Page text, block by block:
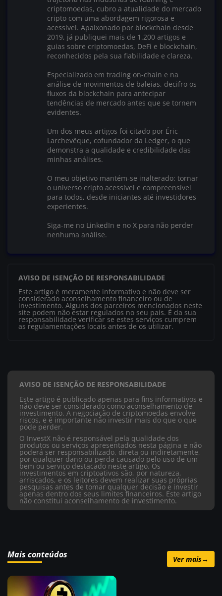
criptomoedas, cubro a atualidade do mercado
cripto com uma abordagem rigorosa e
acessível. Apaixonado por blockchain desde
2019, já publiquei mais de 1.200 artigos e
guias sobre criptomoedas, DeFi e blockchain,
reconhecidos pela sua fiabilidade e clareza.
Especializado em trading on-chain e na
análise de movimentos de baleias, decifro os
fluxos da blockchain para antecipar
tendências de mercado antes que se tornem
evidentes.
Um dos meus artigos foi citado por Éric
Larchevêque, cofundador da Ledger, o que
demonstra a qualidade e credibilidade das
minhas análises.
O meu objetivo mantém-se inalterado: tornar
o universo cripto acessível e compreensível
para todos, desde iniciantes até investidores
experientes.
Siga-me no LinkedIn e no X para não perder
nenhuma análise.
AVISO DE ISENÇÃO DE RESPONSABILIDADE
Este artigo é meramente informativo e não deve ser
considerado aconselhamento financeiro ou de
investimento. Alguns dos parceiros mencionados neste
site podem não estar regulados no seu país. É da sua
responsabilidade verificar se estes serviços cumprem
as regulamentações locais antes de os utilizar.
AVISO DE ISENÇÃO DE RESPONSABILIDADE
Este artigo é publicado apenas para fins informativos e
não deve ser considerado como aconselhamento de
investimento. A negociação de criptomoedas envolve
riscos, e é importante não investir mais do que o que
pode perder.
O InvestX não é responsável pela qualidade dos
produtos ou serviços apresentados nesta página e não
poderá ser responsabilizado, direta ou indiretamente,
por qualquer dano ou perda causado pelo uso de um
bem ou serviço destacado neste artigo. Os
investimentos em criptoativos são, por natureza,
arriscados, e os leitores devem realizar suas próprias
pesquisas antes de tomar qualquer decisão e investir
apenas dentro dos seus limites financeiros. Este artigo
não constitui aconselhamento de investimento.
Mais conteúdos Ver mais→